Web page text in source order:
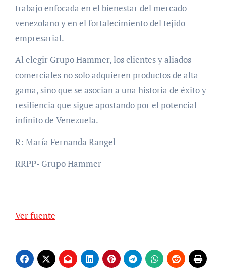
trabajo enfocada en el bienestar del mercado
venezolano y en el fortalecimiento del tejido
empresarial.
Al elegir Grupo Hammer, los clientes y aliados
comerciales no solo adquieren productos de alta
gama, sino que se asocian a una historia de éxito y
resiliencia que sigue apostando por el potencial
infinito de Venezuela.
R: María Fernanda Rangel
RRPP- Grupo Hammer
Ver fuente